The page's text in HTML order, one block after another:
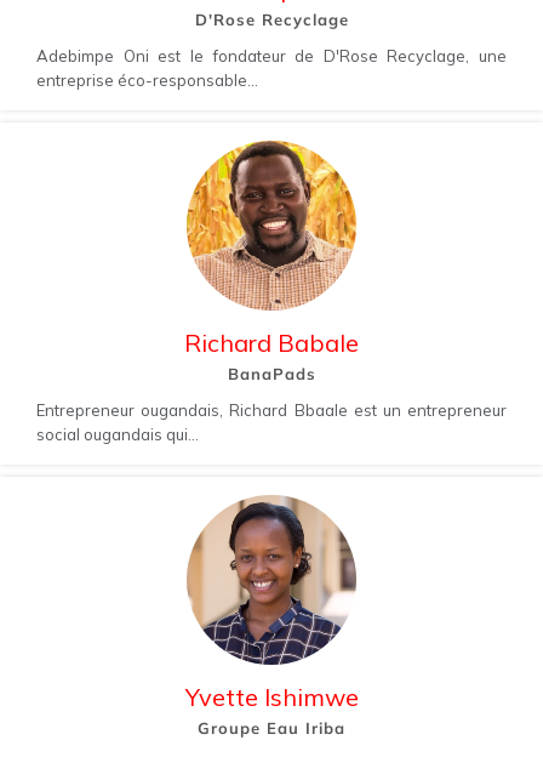
D'Rose Recyclage
Adebimpe Oni est le fondateur de D'Rose Recyclage, une
entreprise éco-responsable...
Richard Babale
BanaPads
Entrepreneur ougandais, Richard Bbaale est un entrepreneur
social ougandais qui...
Yvette Ishimwe
Groupe Eau Iriba